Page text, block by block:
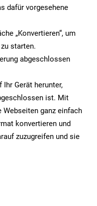
dafür vorgesehene
„Konvertieren“, um
starten.
abgeschlossen
Ihr Gerät herunter,
ist. Mit
ganz einfach
konvertieren und
zuzugreifen und sie